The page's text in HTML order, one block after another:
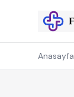
Anasayfa